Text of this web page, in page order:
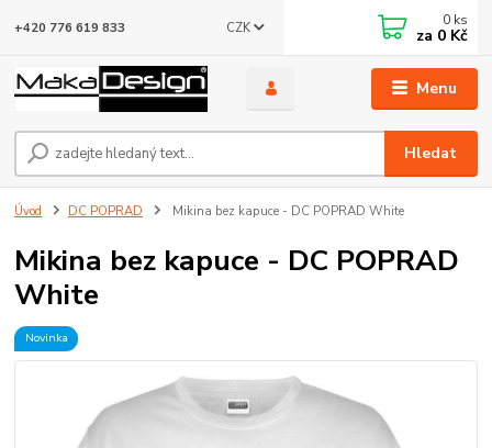
Menu
CZK
Hledat
+420 776 619 833 0 ks
za 0 Kč
Úvod DC POPRAD Mikina bez kapuce - DC POPRAD White
Mikina bez kapuce - DC POPRAD
White
Novinka